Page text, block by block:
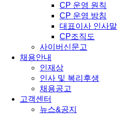
CP 운영 원칙
CP 운영 방침
대표이사 인사말
CP조직도
사이버신문고
채용안내
인재상
인사 및 복리후생
채용공고
고객센터
뉴스&공지